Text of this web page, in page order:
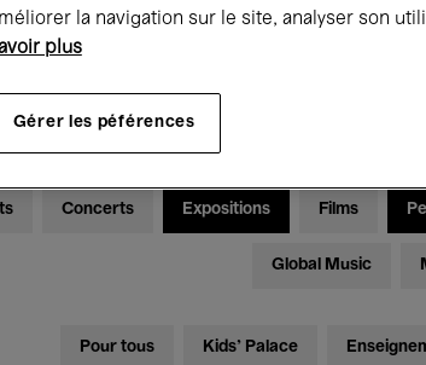
Concerts Expositions Films
Global Music
Pour tous Kids’ Palace
la navigation sur le site, analyser son
plus
Gérer les péférences